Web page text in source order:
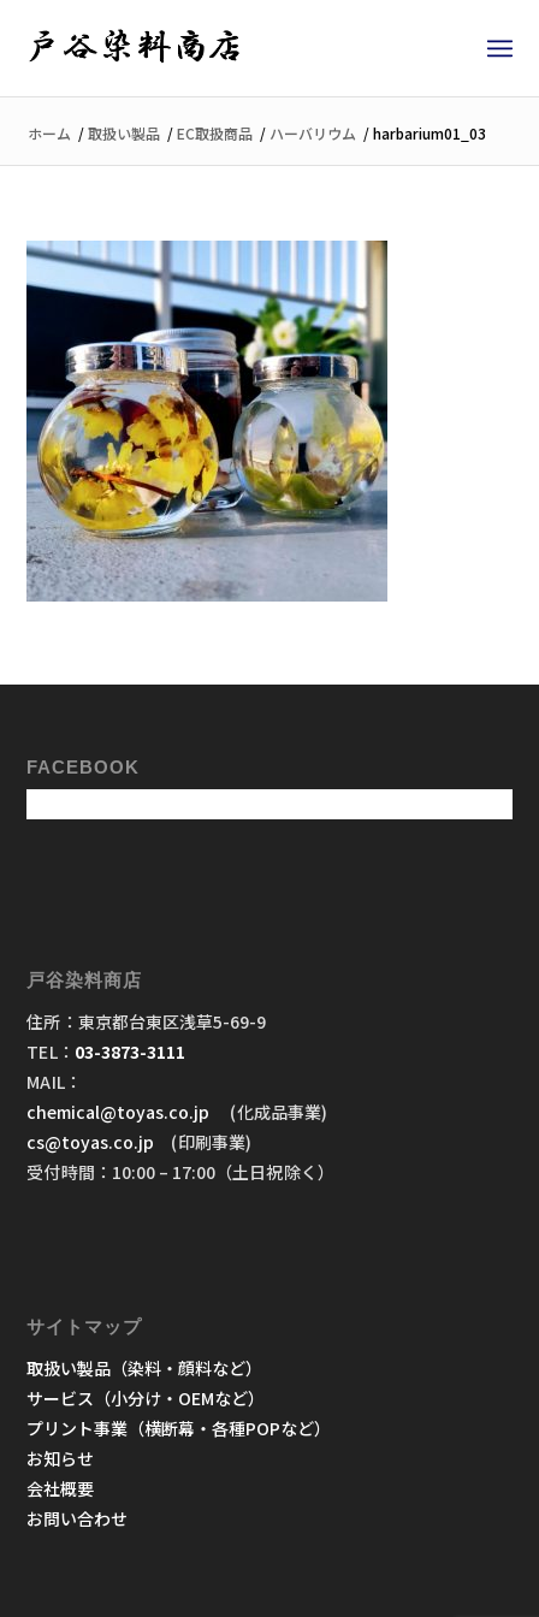
ホーム / 取扱い製品 / EC取扱商品 / ハーバリウム / harbarium01_03
FACEBOOK
戸谷染料商店
住所：東京都台東区浅草5-69-9
TEL： 03-3873-3111
MAIL：
chemical@toyas.co.jp
(化成品事業)
cs@toyas.co.jp (印刷事業)
受付時間：10:00 – 17:00（土日祝除く）
サイトマップ
取扱い製品（染料・顔料など）
サービス（小分け・OEMなど）
プリント事業（横断幕・各種POPなど）
お知らせ
会社概要
お問い合わせ